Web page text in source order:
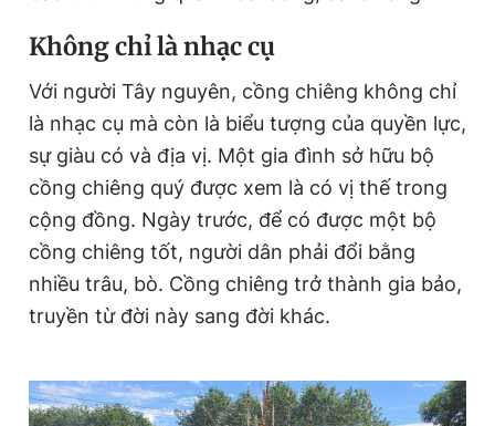
Không chỉ là nhạc cụ
Với người Tây nguyên, cồng chiêng không chỉ
là nhạc cụ mà còn là biểu tượng của quyền lực,
sự giàu có và địa vị. Một gia đình sở hữu bộ
cồng chiêng quý được xem là có vị thế trong
cộng đồng. Ngày trước, để có được một bộ
cồng chiêng tốt, người dân phải đổi bằng
nhiều trâu, bò. Cồng chiêng trở thành gia bảo,
truyền từ đời này sang đời khác.